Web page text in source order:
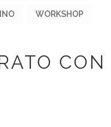
WORKSHOP
CON